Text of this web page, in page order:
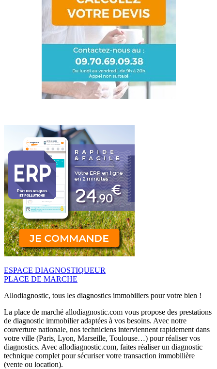
ESPACE DIAGNOSTIQUEUR
PLACE DE MARCHE
Allodiagnostic, tous les diagnostics immobiliers pour votre bien !
La place de marché allodiagnostic.com vous propose des prestations
de diagnostic immobilier adaptées à vos besoins. Avec notre
couverture nationale, nos techniciens interviennent rapidement dans
votre ville (Paris, Lyon, Marseille, Toulouse…) pour réaliser vos
diagnostics. Avec allodiagnostic.com, faites réaliser un diagnostic
technique complet pour sécuriser votre transaction immobilière
(vente ou location).